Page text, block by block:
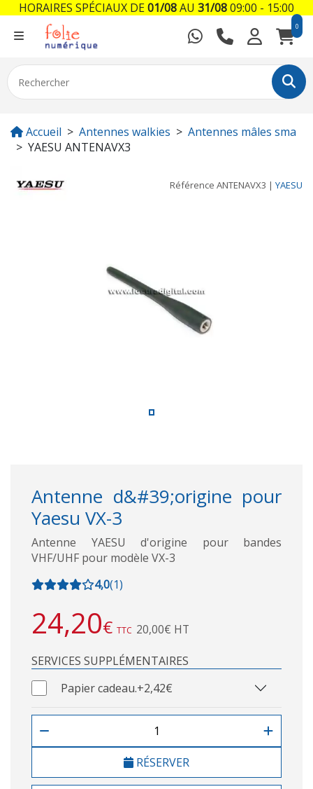
0
Accueil Antennes walkies
Antennes mâles sma
YAESU ANTENAVX3
Référence ANTENAVX3 | YAESU
Antenne d&#39;origine pour
Yaesu VX-3
Antenne YAESU d'origine pour bandes
VHF/UHF pour modèle VX-3
4,0(1)
24,20€ TTC 20,00€ HT
SERVICES SUPPLÉMENTAIRES
Papier cadeau.+2,42€
RÉSERVER
HORAIRES SPÉCIAUX DE01/08AU 31/0809:00 - 15:00